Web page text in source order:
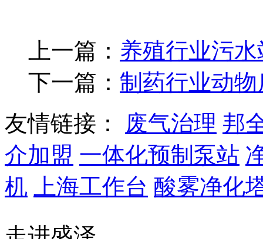
上一篇： 养殖行业污
下一篇： 制药行业动
友情链接： 废气治理 邦
介加盟 一体化预制泵站
机
上海工作台 酸雾净化